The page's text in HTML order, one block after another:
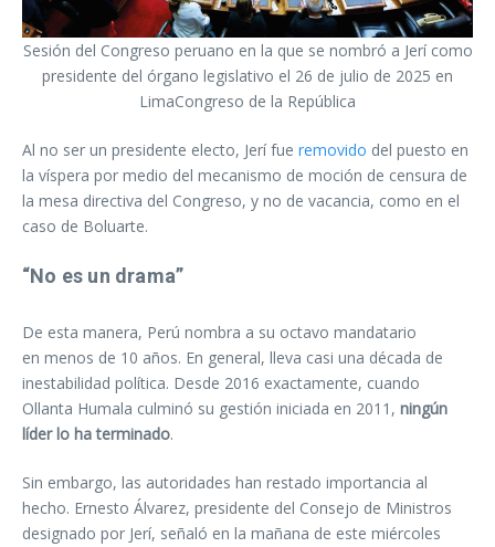
Sesión del Congreso peruano en la que se nombró a Jerí como
presidente del órgano legislativo el 26 de julio de 2025 en
LimaCongreso de la República
Al no ser un presidente electo, Jerí fue removido del puesto en
la víspera por medio del mecanismo de moción de censura de
la mesa directiva del Congreso, y no de vacancia, como en el
caso de Boluarte.
“No es un drama”
De esta manera, Perú nombra a su octavo mandatario
en menos de 10 años. En general, lleva casi una década de
inestabilidad política. Desde 2016 exactamente, cuando
Ollanta Humala culminó su gestión iniciada en 2011, ningún
líder lo ha terminado.
Sin embargo, las autoridades han restado importancia al
hecho. Ernesto Álvarez, presidente del Consejo de Ministros
designado por Jerí, señaló en la mañana de este miércoles